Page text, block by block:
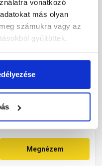
vonatkozó
más olyan
számukra vagy az
gyűjtöttek.
billenő műanyag tetőtéri
ablak
Rendelésre
Megnézem